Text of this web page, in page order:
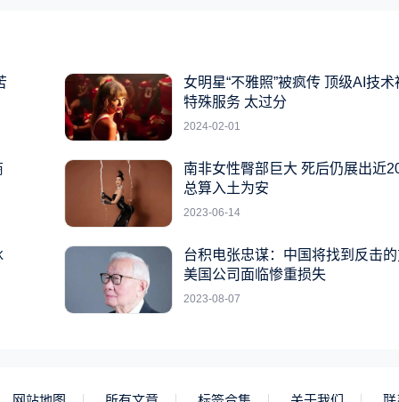
女明星“不雅照”被疯传 顶级AI技
特殊服务 太过分
2024-02-01
南非女性臀部巨大 死后仍展出近
总算入土为安
2023-06-14
台积电张忠谋：中国将找到反击
美国公司面临惨重损失
2023-08-07